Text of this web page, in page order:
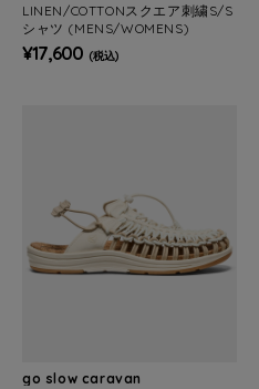
LINEN/COTTONスクエア刺繍S/S
シャツ (MENS/WOMENS)
¥17,600 (税込)
go slow caravan